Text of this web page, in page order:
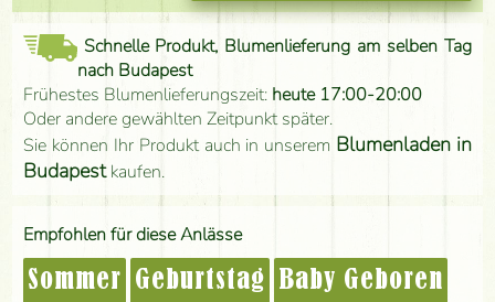
Schnelle Produkt, Blumenlieferung am selben Tag
nach Budapest
Frühestes Blumenlieferungszeit: heute 17:00-20:00
Oder andere gewählten Zeitpunkt später.
Sie können Ihr Produkt auch in unserem Blumenladen in
Budapestkaufen.
Empfohlen für diese Anlässe
Sommer Geburtstag Baby Geboren